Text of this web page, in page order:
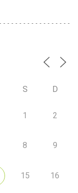
S D
1 2
8 9
15 16